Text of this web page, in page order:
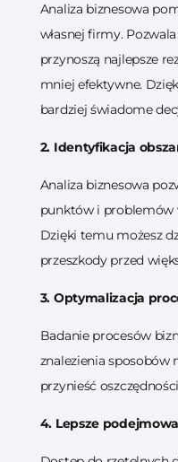
Analiza biznesowa
własnej firmy.
przynoszą najlepsze
mniej efektywne.
bardziej świadome
2. Identyfikacja
Analiza biznesowa
punktów i
Dzięki temu możesz
przeszkody przed
3. Optymalizacja
Badanie procesów
znalezienia sposobów
przynieść
4. Lepsze